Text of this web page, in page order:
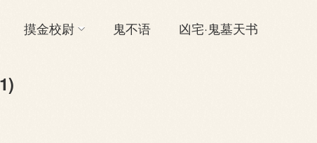
摸金校尉 鬼不语 凶宅·鬼墓天书